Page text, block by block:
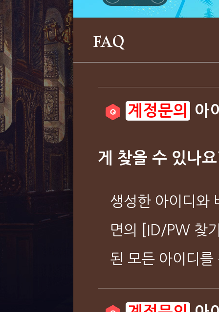
FAQ
아
게 찾을 수 있나
생성한 아이디와
면의 [ID/PW 찾
된 모든 아이디